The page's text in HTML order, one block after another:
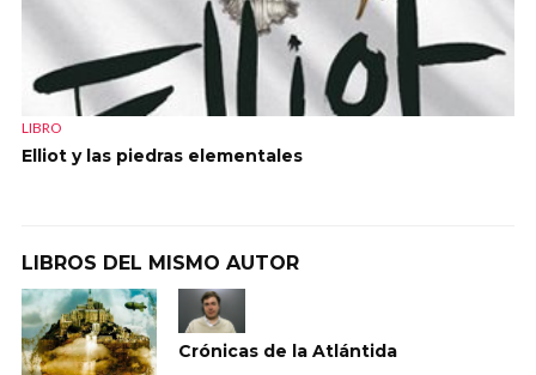
LIBRO
Elliot y las piedras elementales
LIBROS DEL MISMO AUTOR
Crónicas de la Atlántida